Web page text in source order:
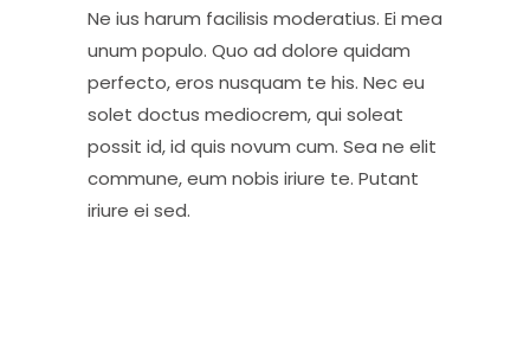
Ne ius harum facilisis moderatius. Ei mea
unum populo. Quo ad dolore quidam
perfecto, eros nusquam te his. Nec eu
solet doctus mediocrem, qui soleat
possit id, id quis novum cum. Sea ne elit
commune, eum nobis iriure te. Putant
iriure ei sed.